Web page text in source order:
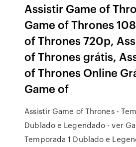
Assistir Game of
Game of Thrones
of Thrones 720p,
of Thrones grátis,
of Thrones Online
Game of
Assistir Game of Thrones -
Dublado e Legendado - ver
Temporada 1 Dublado e